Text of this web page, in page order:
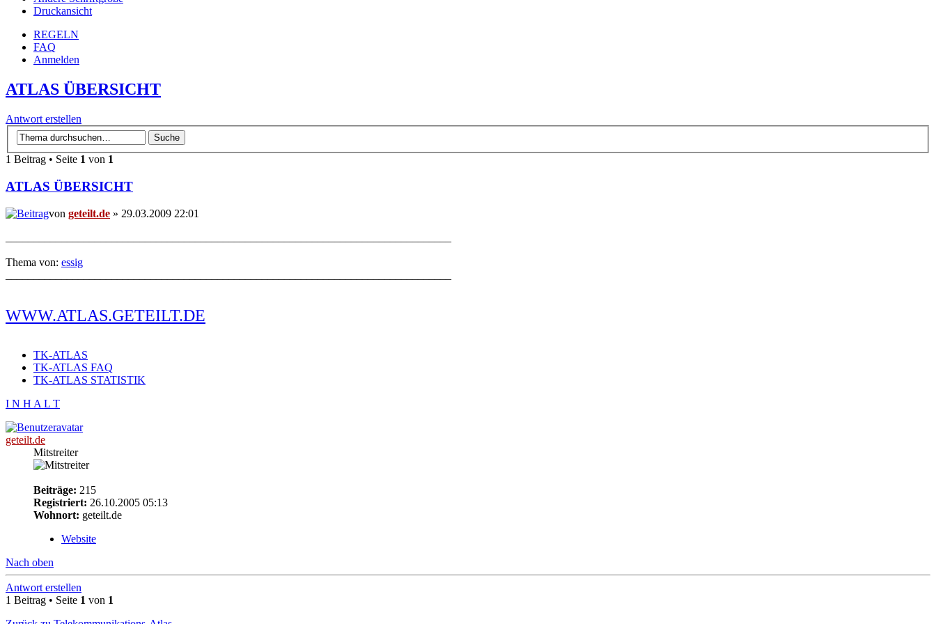
Druckansicht
REGELN
FAQ
Anmelden
ATLAS ÜBERSICHT
Antwort erstellen
1 Beitrag • Seite 1 von 1
ATLAS ÜBERSICHT
von geteilt.de » 29.03.2009 22:01
Thema von: essig
WWW.ATLAS.GETEILT.DE
TK-ATLAS
TK-ATLAS FAQ
TK-ATLAS STATISTIK
I N H A L T
geteilt.de
Mitstreiter
Beiträge: 215
Registriert: 26.10.2005 05:13
Wohnort: geteilt.de
Website
Nach oben
Antwort erstellen
1 Beitrag • Seite 1 von 1